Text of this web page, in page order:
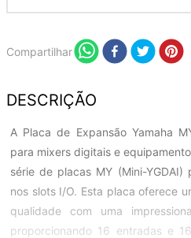
Compartilhar
DESCRIÇÃO
A Placa de Expansão Yamaha
para mixers digitais e
série de placas MY (Mini-
nos slots I/O. Esta placa oferece
qualidade com uma
proporcionando 16 entradas e